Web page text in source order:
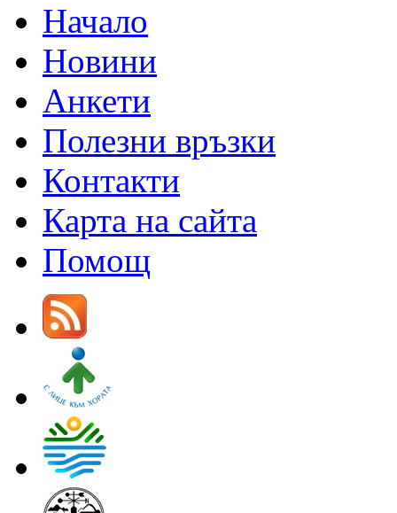
Начало
Новини
Анкети
Полезни връзки
Контакти
Карта на сайта
Помощ